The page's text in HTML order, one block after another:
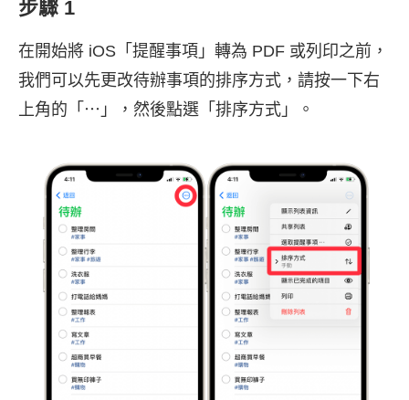
步驟 1
在開始將 iOS「提醒事項」轉為 PDF 或列印之前，
我們可以先更改待辦事項的排序方式，請按一下右
上角的「⋯」，然後點選「排序方式」。